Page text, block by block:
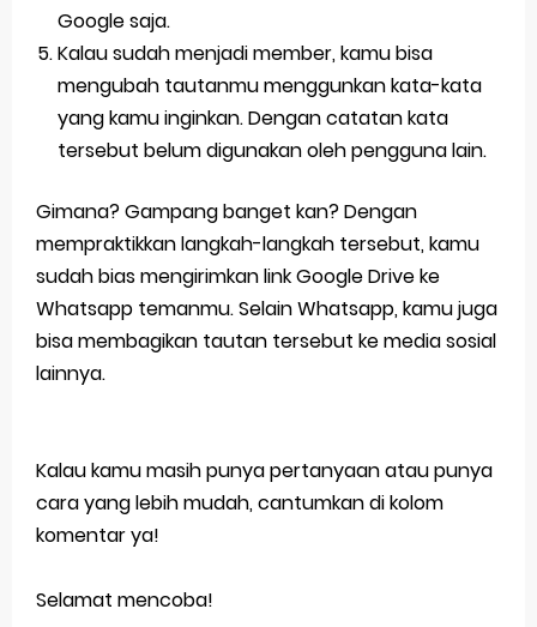
Google saja.
Kalau sudah menjadi member, kamu bisa
mengubah tautanmu menggunkan kata-kata
yang kamu inginkan. Dengan catatan kata
tersebut belum digunakan oleh pengguna lain.
Gimana? Gampang banget kan? Dengan
mempraktikkan langkah-langkah tersebut, kamu
sudah bias mengirimkan link Google Drive ke
Whatsapp temanmu. Selain Whatsapp, kamu juga
bisa membagikan tautan tersebut ke media sosial
lainnya.
Kalau kamu masih punya pertanyaan atau punya
cara yang lebih mudah, cantumkan di kolom
komentar ya!
Selamat mencoba!